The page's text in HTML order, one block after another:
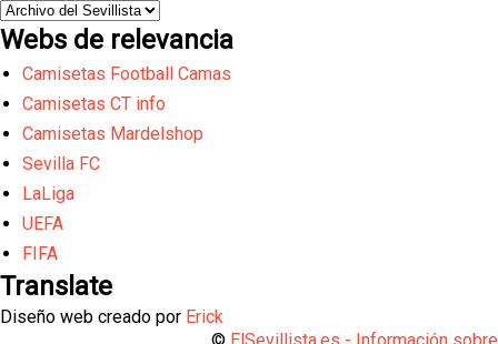
Webs de relevancia
Camisetas Football Camas
Camisetas CT info
Camisetas Mardelshop
Sevilla FC
LaLiga
UEFA
FIFA
Translate
Diseño web creado por Erick